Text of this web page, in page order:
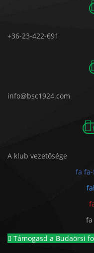
+36-23-422-691
info@bsc1924.com
A klub vezetősége
fa
fa
Támogasd a Budaörsi